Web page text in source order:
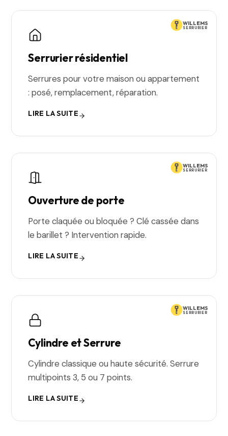
WILLEMS
SERRURIER
Serrurier résidentiel
Serrures pour votre maison ou appartement
: posé, remplacement, réparation.
LIRE LA SUITE
WILLEMS
SERRURIER
Ouverture de porte
Porte claquée ou bloquée ? Clé cassée dans
le barillet ? Intervention rapide.
LIRE LA SUITE
WILLEMS
SERRURIER
Cylindre et Serrure
Cylindre classique ou haute sécurité. Serrure
multipoints 3, 5 ou 7 points.
LIRE LA SUITE